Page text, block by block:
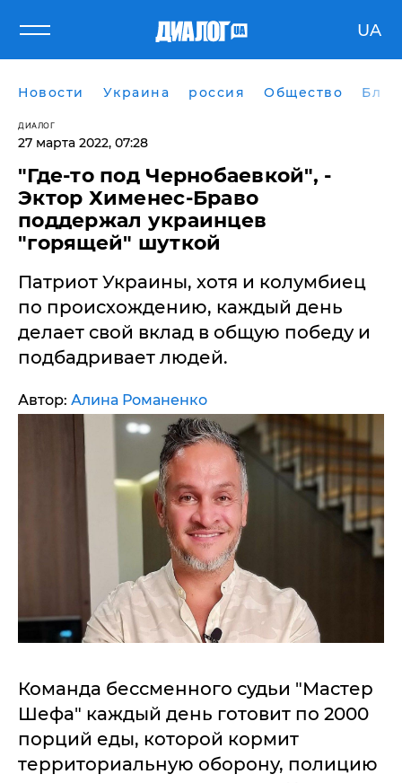
UA
Новости Украина россия Общество
ДИАЛОГ
27 марта 2022, 07:28
"Где-то под Чернобаевкой", -
Эктор Хименес-Браво
поддержал украинцев
"горящей" шуткой
Патриот Украины, хотя и колумбиец
по происхождению, каждый день
делает свой вклад в общую победу и
подбадривает людей.
Автор: Алина Романенко
Команда бессменного судьи "Мастер
Шефа" каждый день готовит по 2000
порций еды, которой кормит
территориальную оборону, полицию